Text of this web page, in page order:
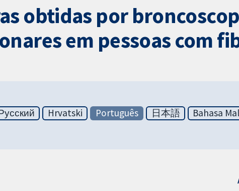
obtidas por
em pessoas com
Hrvatski Português 日本語 Bahasa